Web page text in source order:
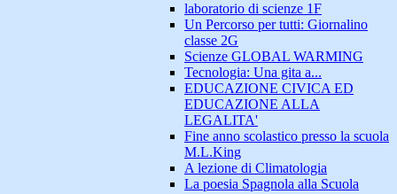
laboratorio di scienze 1F
Un Percorso per tutti: Giornalino
classe 2G
Scienze GLOBAL WARMING
Tecnologia: Una gita a...
EDUCAZIONE CIVICA ED
EDUCAZIONE ALLA
LEGALITA'
Fine anno scolastico presso la scuola
M.L.King
A lezione di Climatologia
La poesia Spagnola alla Scuola